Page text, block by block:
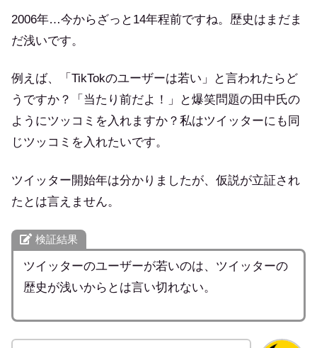
2006年…今からざっと14年程前ですね。歴史はまだま
だ浅いです。
例えば、「TikTokのユーザーは若い」と言われたらど
うですか？「当たり前だよ！」と爆笑問題の田中氏の
ようにツッコミを入れますか？私はツイッターにも同
じツッコミを入れたいです。
ツイッター開始年は分かりましたが、仮説が立証され
たとは言えません。
検証結果
ツイッターのユーザーが若いのは、ツイッターの
歴史が浅いからとは言い切れない。